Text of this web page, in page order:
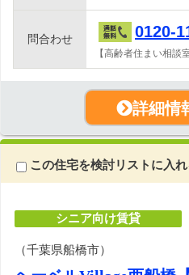
問合わせ 0120-
【高齢者住まい相談室
詳細情
この住宅を検討リストに入れ
シニア向け賃貸
（千葉県船橋市）